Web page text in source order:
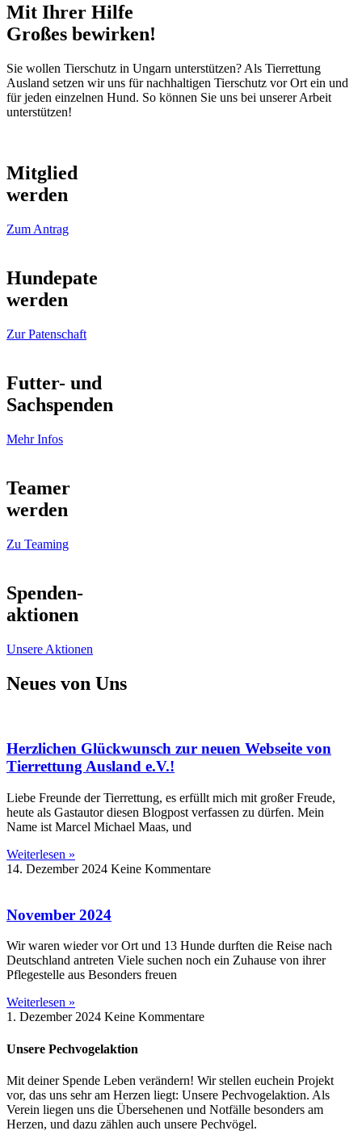
Mit Ihrer Hilfe
Großes bewirken!
Sie wollen Tierschutz in Ungarn unterstützen? Als Tierrettung
Ausland setzen wir uns für nachhaltigen Tierschutz vor Ort ein und
für jeden einzelnen Hund. So können Sie uns bei unserer Arbeit
unterstützen!
Mitglied
werden
Zum Antrag
Hundepate
werden
Zur Patenschaft
Futter- und
Sachspenden
Mehr Infos
Teamer
werden
Zu Teaming
Spenden-
aktionen
Unsere Aktionen
Neues von Uns
Herzlichen Glückwunsch zur neuen Webseite von
Tierrettung Ausland e.V.!
Liebe Freunde der Tierrettung, es erfüllt mich mit großer Freude,
heute als Gastautor diesen Blogpost verfassen zu dürfen. Mein
Name ist Marcel Michael Maas, und
Weiterlesen »
14. Dezember 2024 Keine Kommentare
November 2024
Wir waren wieder vor Ort und 13 Hunde durften die Reise nach
Deutschland antreten Viele suchen noch ein Zuhause von ihrer
Pflegestelle aus Besonders freuen
Weiterlesen »
1. Dezember 2024 Keine Kommentare
Unsere Pechvogelaktion
Mit deiner Spende Leben verändern! Wir stellen euchein Projekt
vor, das uns sehr am Herzen liegt: Unsere Pechvogelaktion. Als
Verein liegen uns die Übersehenen und Notfälle besonders am
Herzen, und dazu zählen auch unsere Pechvögel.